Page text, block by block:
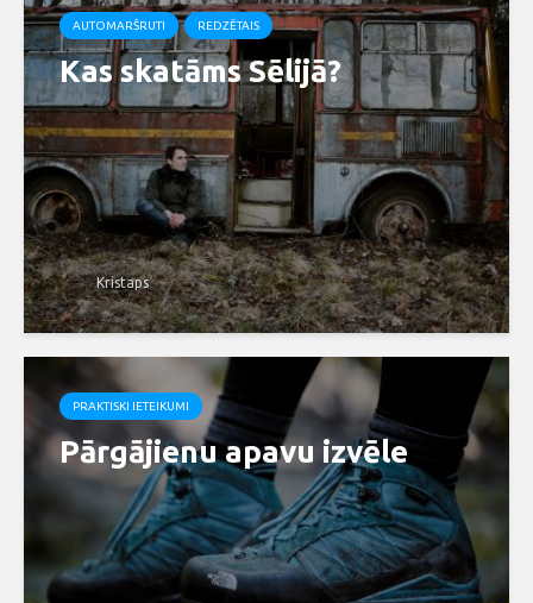
AUTOMARŠRUTI REDZĒTAIS
Kas skatāms Sēlijā?
Kristaps
PRAKTISKI IETEIKUMI
Pārgājienu apavu izvēle